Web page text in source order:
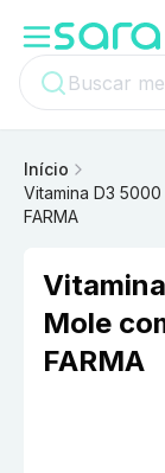
Início
Vitamina D3 5000
FARMA
Mole
FARMA